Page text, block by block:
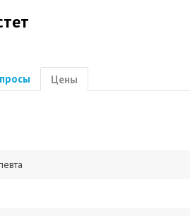
Цены